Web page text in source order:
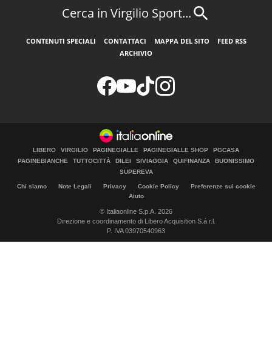
Cerca in Virgilio Sport...
CONTENUTI SPECIALI CONTATTACI MAPPA DEL SITO
FEED RSS
ARCHIVIO
LIBERO VIRGILIO PAGINEGIALLE PAGINEGIALLE SHOP
PGCASA
PAGINEBIANCHE
TUTTOCITTÀ DILEI SIVIAGGIA QUIFINANZA
BUONISSIMO
SUPEREVA
Chi siamo Note Legali Privacy Cookie Policy
Preferenze sui cookie
Aiuto
© Italiaonline S.p.A. 2026
Direzione e coordinamento di Libero Acquisition S.á r.l.
P. IVA 03970540963